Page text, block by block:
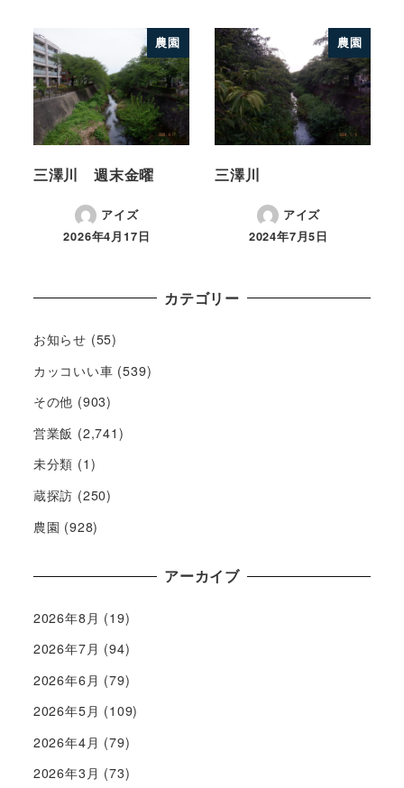
農園
三澤川 週末金曜
アイズ
2026年4月17日
農園
三澤川
アイズ
2024年7月5日
カテゴリー
お知らせ (55)
カッコいい車 (539)
その他 (903)
営業飯 (2,741)
未分類 (1)
蔵探訪 (250)
農園 (928)
アーカイブ
2026年8月 (19)
2026年7月 (94)
2026年6月 (79)
2026年5月 (109)
2026年4月 (79)
2026年3月 (73)